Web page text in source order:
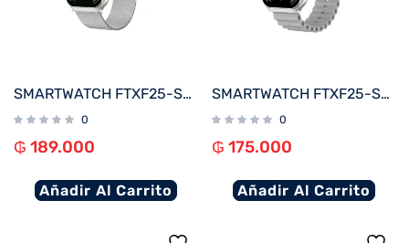
SMARTWATCH FTXF25-SVSM 50MM PLATA METAL ANDROID/IOS/BT/FREC. CARD
0
₲ 189.000
Añadir Al Carrito
SMARTWATCH FTXF25-SVG 50MM PLATA/GRIS ANDROID/IOS/BT/FREC. CARD
0
₲ 175.000
Añadir Al Carrito